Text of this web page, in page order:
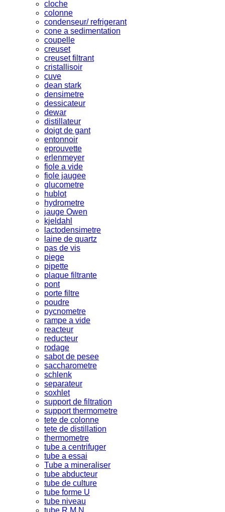
cloche
colonne
condenseur/ refrigerant
cone a sedimentation
coupelle
creuset
creuset filtrant
cristallisoir
cuve
dean stark
densimetre
dessicateur
dewar
distillateur
doigt de gant
entonnoir
eprouvette
erlenmeyer
fiole a vide
fiole jaugee
glucometre
hublot
hydrometre
jauge Owen
kjeldahl
lactodensimetre
laine de quartz
pas de vis
piege
pipette
plaque filtrante
pont
porte filtre
poudre
pycnometre
rampe a vide
reacteur
reducteur
rodage
sabot de pesee
saccharometre
schlenk
separateur
soxhlet
support de filtration
support thermometre
tete de colonne
tete de distillation
thermometre
tube a centrifuger
tube a essai
Tube a mineraliser
tube abducteur
tube de culture
tube forme U
tube niveau
tube R.M.N